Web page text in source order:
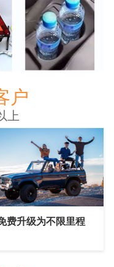
户
上
费升级为不限里程